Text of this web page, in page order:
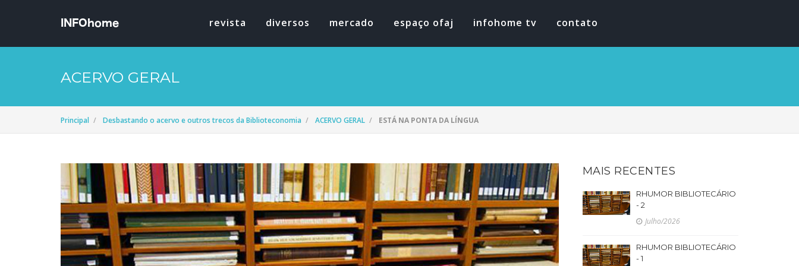
revista diversos mercado espaço ofaj infohome tv contato
ACERVO GERAL
Principal Desbastando o acervo e outros trecos da Biblioteconomia ACERVO GERAL ESTÁ NA PONTA DA LÍNGUA
MAIS RECENTES
RHUMOR BIBLIOTECÁRIO
- 2
Julho/2026
RHUMOR BIBLIOTECÁRIO
- 1